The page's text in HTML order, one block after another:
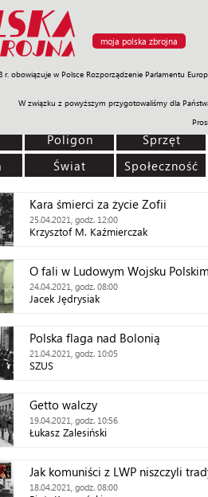
moja polska zbrojna
r. obowiązuje w Polsce Rozporządzenie Parlamentu
W związku z powyższym przygotowaliśmy dla
Sprzęt Misje Polityka
Poligon Sprzęt
Świat Społeczność
Kara śmierci za życie Zofii
25.04.2021, godz. 12:00
Krzysztof M. Kaźmierczak
O fali w Ludowym Wojsku Polskim
24.04.2021, godz. 08:00
Jacek Jędrysiak
Polska flaga nad Bolonią
21.04.2021, godz. 10:05
SZUS
Getto walczy
19.04.2021, godz. 10:56
Łukasz Zalesiński
Jak komuniści z LWP niszczyli
18.04.2021, godz. 08:00